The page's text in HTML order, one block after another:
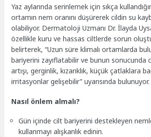
Yaz aylarında serinlemek için sıkça
ortamın nem oranını düşürerek cildin su
olabiliyor. Dermatoloji Uzmanı Dr. İlayda
özellikle kuru ve hassas ciltlerde sorun
belirterek, “Uzun süre klimalı ortamlarda
bariyerini zayıflatabilir ve bunun sonucunda
artışı, gerginlik, kızarıklık, küçük çatlaklara
irritasyonlar gelişebilir” uyarısında bulunuyor.
Nasıl önlem almalı?
Gün içinde cilt bariyerini destekleyen
kullanmayı alışkanlık edinin.